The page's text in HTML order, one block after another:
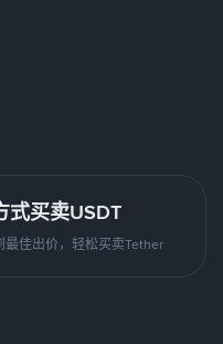
式买卖USDT
最佳出价，轻松买卖Tether